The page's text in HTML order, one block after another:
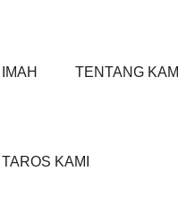
IMAH TENTANG KAMI
TAROS KAMI